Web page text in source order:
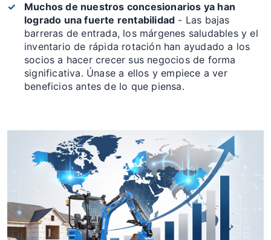
Muchos de nuestros concesionarios ya han
logrado una fuerte rentabilidad - Las bajas
barreras de entrada, los márgenes saludables y el
inventario de rápida rotación han ayudado a los
socios a hacer crecer sus negocios de forma
significativa. Únase a ellos y empiece a ver
beneficios antes de lo que piensa.